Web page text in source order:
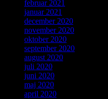
februar 2021
januar 2021
december 2020
november 2020
oktober 2020
september 2020
august 2020
juli 2020
juni 2020
maj 2020
april 2020